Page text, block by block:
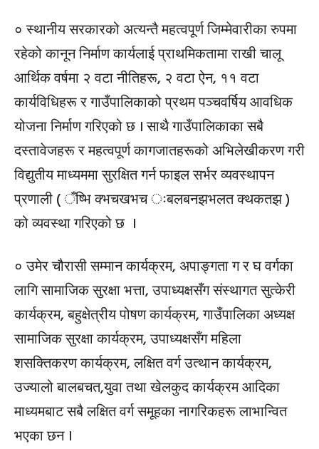
० स्थानीय सरकारको अत्यन्तै महत्वपूर्ण जिम्मेवारीका रुपमा
रहेको कानून निर्माण कार्यलाई प्राथमिकतामा राखी चालू
आर्थिक वर्षमा २ वटा नीतिहरू, २ वटा ऐन, ११ वटा
कार्यविधिहरू र गाउँपालिकाको प्रथम पञ्चवर्षिय आवधिक
योजना निर्माण गरिएको छ । साथै गाउँपालिकाका सबै
दस्तावेजहरू र महत्वपूर्ण कागजातहरूको अभिलेखीकरण गरी
विद्युतीय माध्यममा सुरक्षित गर्न फाइल सर्भर व्यवस्थापन
प्रणाली ( ँष्भि क्भचखभच ःबलबनझभलत क्थकतझ )
को व्यवस्था गरिएको छ ।
० उमेर चौरासी सम्मान कार्यक्रम, अपाङ्गता ग र घ वर्गका
लागि सामाजिक सुरक्षा भत्ता, उपाध्यक्षसँग संस्थागत सुत्केरी
कार्यक्रम, बहुक्षेत्रीय पोषण कार्यक्रम, गाउँपालिका अध्यक्ष
सामाजिक सुरक्षा कार्यक्रम, उपाध्यक्षसँग महिला
शसक्तिकरण कार्यक्रम, लक्षित वर्ग उत्थान कार्यक्रम,
उज्यालो बालबचत,युवा तथा खेलकुद कार्यक्रम आदिका
माध्यमबाट सबै लक्षित वर्ग समूहका नागरिकहरू लाभान्वित
भएका छन ।